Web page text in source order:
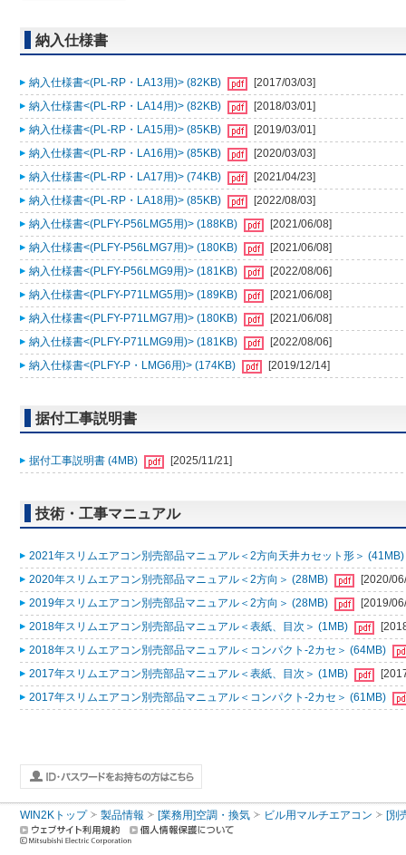
納入仕様書
納入仕様書<(PL-RP・LA13用)> (82KB)
[2017/03/03]
納入仕様書<(PL-RP・LA14用)> (82KB)
[2018/03/01]
納入仕様書<(PL-RP・LA15用)> (85KB)
[2019/03/01]
納入仕様書<(PL-RP・LA16用)> (85KB)
[2020/03/03]
納入仕様書<(PL-RP・LA17用)> (74KB)
[2021/04/23]
納入仕様書<(PL-RP・LA18用)> (85KB)
[2022/08/03]
納入仕様書<(PLFY-P56LMG5用)> (188KB)
[2021/06/08]
納入仕様書<(PLFY-P56LMG7用)> (180KB)
[2021/06/08]
納入仕様書<(PLFY-P56LMG9用)> (181KB)
[2022/08/06]
納入仕様書<(PLFY-P71LMG5用)> (189KB)
[2021/06/08]
納入仕様書<(PLFY-P71LMG7用)> (180KB)
[2021/06/08]
納入仕様書<(PLFY-P71LMG9用)> (181KB)
[2022/08/06]
納入仕様書<(PLFY-P・LMG6用)> (174KB)
[2019/12/14]
据付工事説明書
据付工事説明書 (4MB) [2025/11/21]
技術・工事マニュアル
2021年スリムエアコン別売部品マニュアル＜2方向天井カセット形＞ (41MB)
2020年スリムエアコン別売部品マニュアル＜2方向＞ (28MB)
[2020/
2019年スリムエアコン別売部品マニュアル＜2方向＞ (28MB)
[2019/
2018年スリムエアコン別売部品マニュアル＜表紙、目次＞ (1MB)
2018年スリムエアコン別売部品マニュアル＜コンパクト-2カセ＞ (64MB)
2017年スリムエアコン別売部品マニュアル＜表紙、目次＞ (1MB)
2017年スリムエアコン別売部品マニュアル＜コンパクト-2カセ＞ (61MB)
WIN2Kトップ 製品情報 [業務用]空調・換気 ビル用マルチエアコン [別